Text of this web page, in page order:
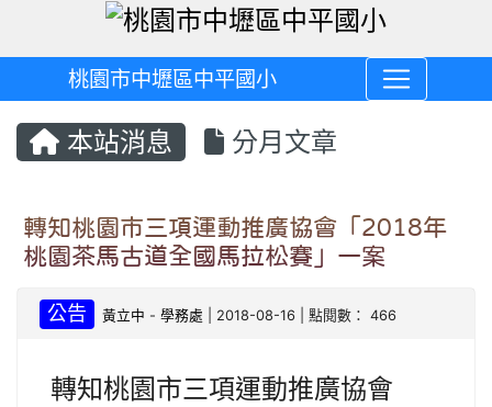
桃園市中壢區中平國小
本站消息 分月文章
轉知桃園市三項運動推廣協會「2018年
桃園茶馬古道全國馬拉松賽」一案
公告 黃立中 -學務處 | 2018-08-16 | 點閱數： 466
轉知桃園市三項運動推廣協會